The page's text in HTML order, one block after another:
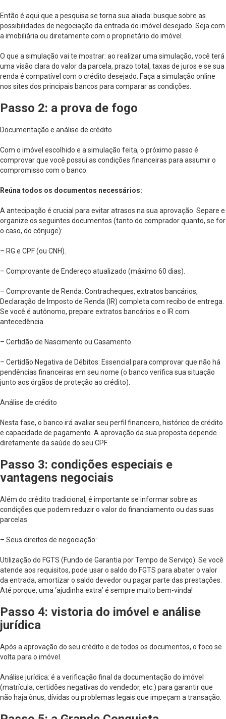
Então é aqui que a pesquisa se torna sua aliada: busque sobre as
possibilidades de negociação da entrada do imóvel desejado. Seja com
a imobiliária ou diretamente com o proprietário do imóvel.
O que a simulação vai te mostrar: ao realizar uma simulação, você terá
uma visão clara do valor da parcela, prazo total, taxas de juros e se sua
renda é compatível com o crédito desejado. Faça a simulação online
nos sites dos principais bancos para comparar as condições.
Passo 2: a prova de fogo
Documentação e análise de crédito
Com o imóvel escolhido e a simulação feita, o próximo passo é
comprovar que você possui as condições financeiras para assumir o
compromisso com o banco.
Reúna todos os documentos necessários:
A antecipação é crucial para evitar atrasos na sua aprovação. Separe e
organize os seguintes documentos (tanto do comprador quanto, se for
o caso, do cônjuge):
– RG e CPF (ou CNH).
– Comprovante de Endereço atualizado (máximo 60 dias).
– Comprovante de Renda: Contracheques, extratos bancários,
Declaração de Imposto de Renda (IR) completa com recibo de entrega.
Se você é autônomo, prepare extratos bancários e o IR com
antecedência.
– Certidão de Nascimento ou Casamento.
– Certidão Negativa de Débitos: Essencial para comprovar que não há
pendências financeiras em seu nome (o banco verifica sua situação
junto aos órgãos de proteção ao crédito).
Análise de crédito
Nesta fase, o banco irá avaliar seu perfil financeiro, histórico de crédito
e capacidade de pagamento. A aprovação da sua proposta depende
diretamente da saúde do seu CPF.
Passo 3: condições especiais e
vantagens negociais
Além do crédito tradicional, é importante se informar sobre as
condições que podem reduzir o valor do financiamento ou das suas
parcelas.
– Seus direitos de negociação:
Utilização do FGTS (Fundo de Garantia por Tempo de Serviço): Se você
atende aos requisitos, pode usar o saldo do FGTS para abater o valor
da entrada, amortizar o saldo devedor ou pagar parte das prestações.
Até porque, uma ‘ajudinha extra’ é sempre muito bem-vinda!
Passo 4: vistoria do imóvel e análise
jurídica
Após a aprovação do seu crédito e de todos os documentos, o foco se
volta para o imóvel.
Análise jurídica: é a verificação final da documentação do imóvel
(matrícula, certidões negativas do vendedor, etc.) para garantir que
não haja ônus, dívidas ou problemas legais que impeçam a transação.